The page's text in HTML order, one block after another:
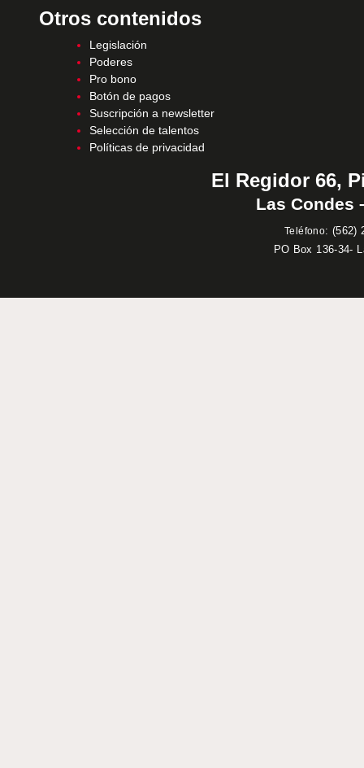
Otros contenidos
Legislación
Poderes
Pro bono
Botón de pagos
Suscripción a newsletter
Selección de talentos
Políticas de privacidad
El Regidor 66,
Las Condes
Teléfono: (562)
PO Box 136-34-